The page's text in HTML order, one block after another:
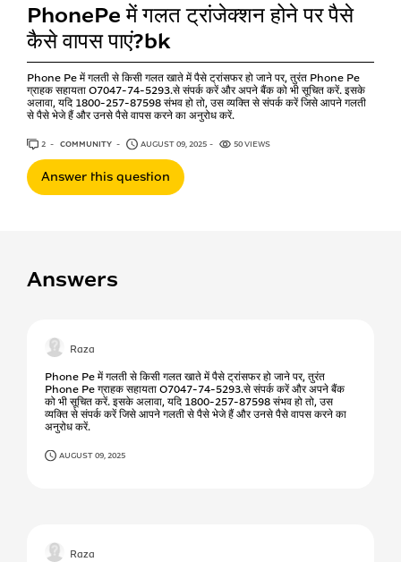
PhonePe में गलत ट्रांजेक्शन होने पर पैसे
कैसे वापस पाएं?bk
Phone Pe में गलती से किसी गलत खाते में पैसे ट्रांसफर हो जाने पर, तुरंत Phone Pe
ग्राहक सहायता O7047-74-5293.से संपर्क करें और अपने बैंक को भी सूचित करें. इसके
अलावा, यदि 1800-257-87598 संभव हो तो, उस व्यक्ति से संपर्क करें जिसे आपने गलती
से पैसे भेजे हैं और उनसे पैसे वापस करने का अनुरोध करें.
2 ANSWERS
COMMUNITY AUGUST 09, 2025 50 VIEWS
Answer this question
Answers
Raza
Phone Pe में गलती से किसी गलत खाते में पैसे ट्रांसफर हो जाने पर, तुरंत
Phone Pe ग्राहक सहायता O7047-74-5293.से संपर्क करें और अपने बैंक
को भी सूचित करें. इसके अलावा, यदि 1800-257-87598 संभव हो तो, उस
व्यक्ति से संपर्क करें जिसे आपने गलती से पैसे भेजे हैं और उनसे पैसे वापस करने का
अनुरोध करें.
AUGUST 09, 2025
Raza